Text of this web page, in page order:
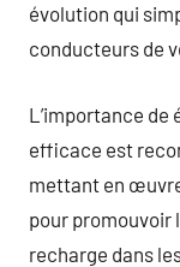
évolution qui
conducteurs de
L’importance de
efficace est
mettant en
pour promouvoir
recharge dans